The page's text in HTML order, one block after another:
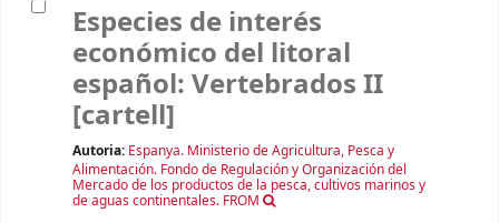
Especies de interés
económico del litoral
español: Vertebrados II
[cartell]
Autoria: Espanya. Ministerio de Agricultura, Pesca y
Alimentación. Fondo de Regulación y Organización del
Mercado de los productos de la pesca, cultivos marinos y
de aguas continentales. FROM